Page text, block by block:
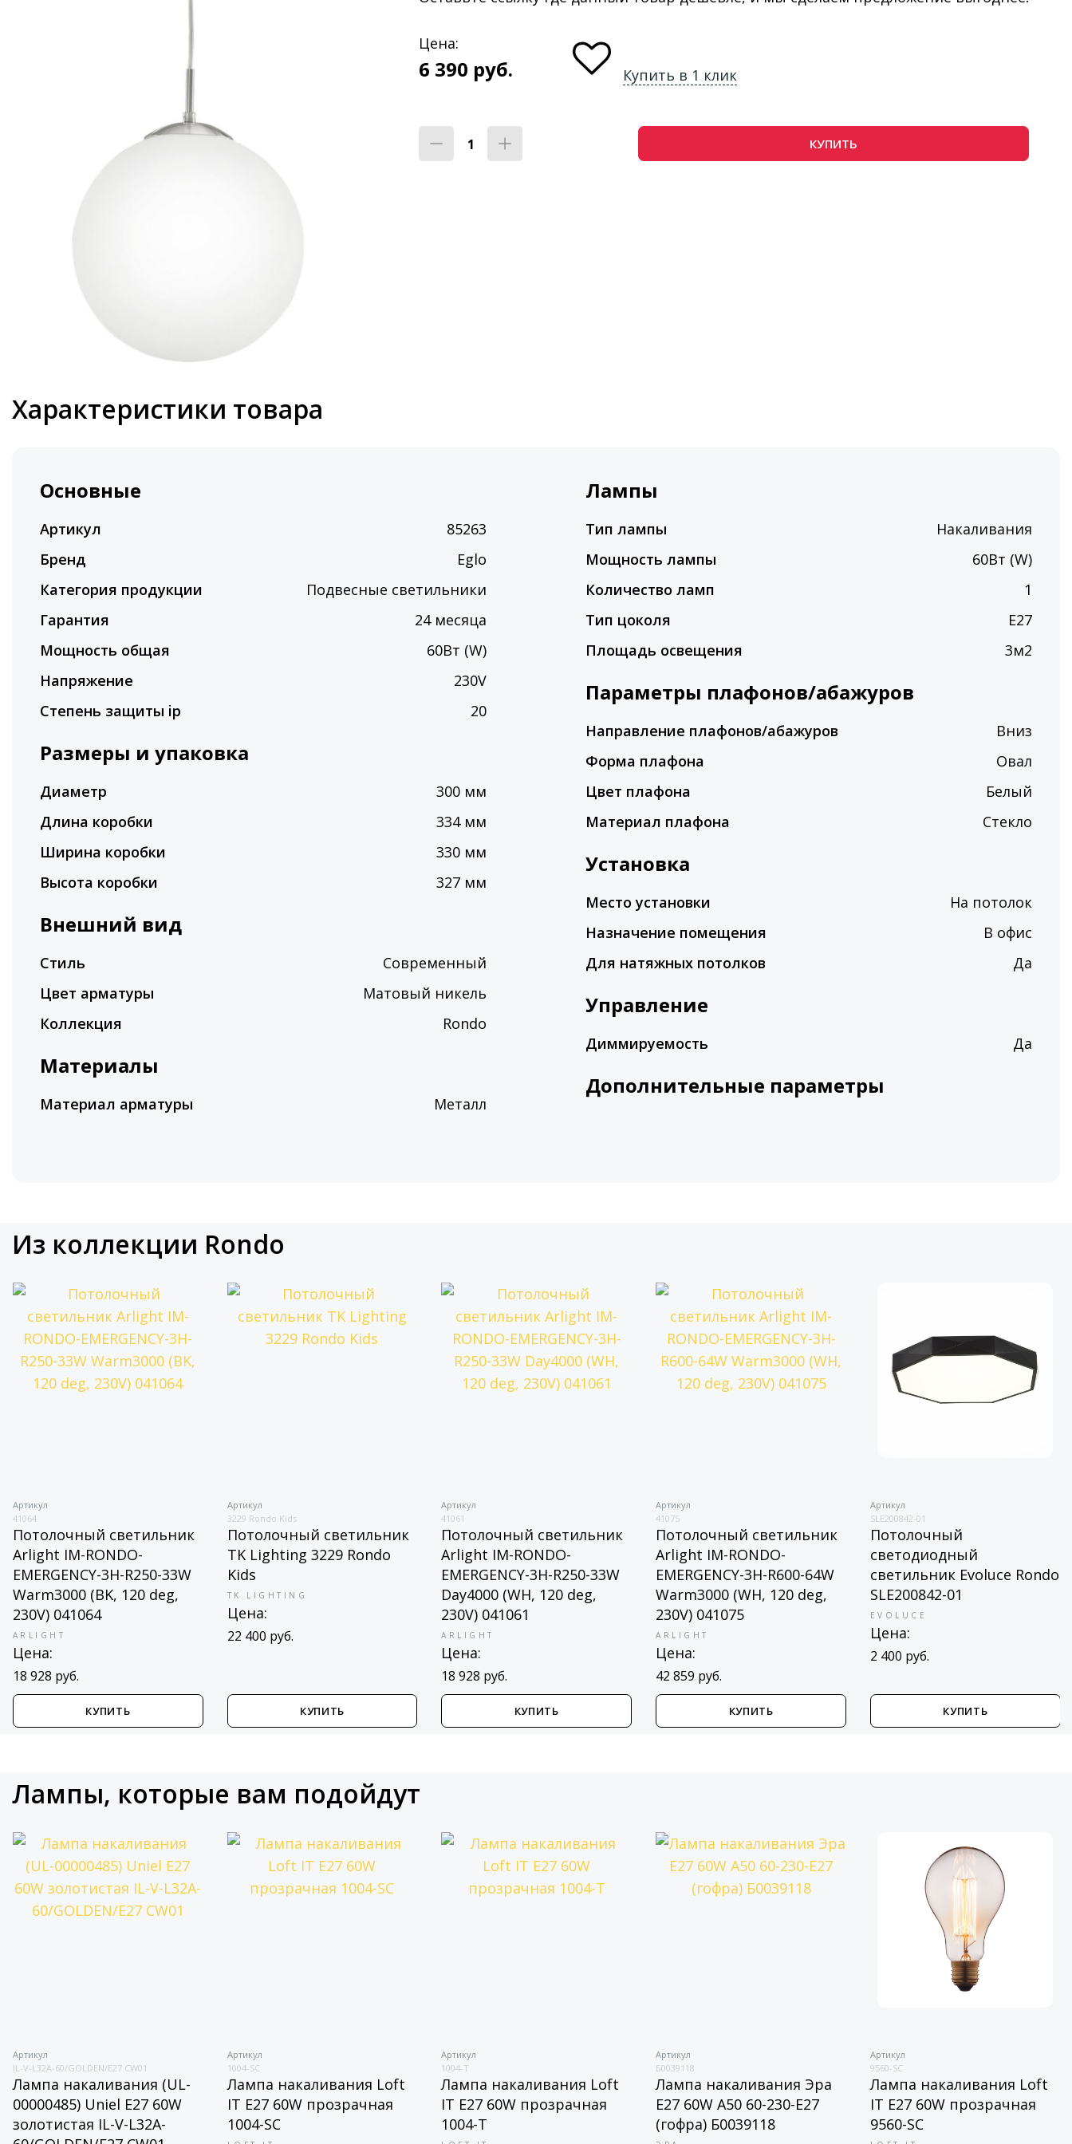
Цена:
6 390 руб. Купить в 1 клик
КУПИТЬ
Характеристики товара
Основные
Артикул
85263
Бренд
Eglo
Категория продукции
Подвесные светильники
Гарантия
24 месяца
Мощность общая
60Вт (W)
Напряжение
230V
Степень защиты ip
20
Размеры и упаковка
Диаметр
300 мм
Длина коробки
334 мм
Ширина коробки
330 мм
Высота коробки
327 мм
Внешний вид
Стиль
Современный
Цвет арматуры
Матовый никель
Коллекция
Rondo
Материалы
Материал арматуры Металл
Лампы
Тип лампы
Накаливания
Мощность лампы
60Вт (W)
Количество ламп
1
Тип цоколя
E27
Площадь освещения
3м2
Параметры плафонов/абажуров
Направление плафонов/абажуров
Вниз
Форма плафона
Овал
Цвет плафона
Белый
Материал плафона
Стекло
Установка
Место установки
На потолок
Назначение помещения
В офис
Для натяжных потолков
Да
Управление
Диммируемость Да
Дополнительные параметры
Из коллекции Rondo
Артикул
41064
Потолочный светильник
Arlight IM-RONDO-
EMERGENCY-3H-R250-33W
Warm3000 (BK, 120 deg,
230V) 041064
ARLIGHT
Цена:
18 928 руб.
КУПИТЬ
Артикул
3229 Rondo Kids
Потолочный светильник
TK Lighting 3229 Rondo
Kids
TK LIGHTING
Цена:
22 400 руб.
КУПИТЬ
Артикул
41061
Потолочный светильник
Arlight IM-RONDO-
EMERGENCY-3H-R250-33W
Day4000 (WH, 120 deg,
230V) 041061
ARLIGHT
Цена:
18 928 руб.
КУПИТЬ
Артикул
41075
Потолочный светильник
Arlight IM-RONDO-
EMERGENCY-3H-R600-64W
Warm3000 (WH, 120 deg,
230V) 041075
ARLIGHT
Цена:
42 859 руб.
КУПИТЬ
Артикул
SLE200842-01
Потолочный
светодиодный
светильник Evoluce Rondo
SLE200842-01
EVOLUCE
Цена:
2 400 руб.
КУПИТЬ
Лампы, которые вам подойдут
Артикул
IL-V-L32A-60/GOLDEN/E27 CW01
Лампа накаливания (UL-
00000485) Uniel E27 60W
золотистая IL-V-L32A-
Артикул
1004-SC
Лампа накаливания Loft
IT E27 60W прозрачная
1004-SC
Артикул
1004-T
Лампа накаливания Loft
IT E27 60W прозрачная
1004-T
Артикул
Б0039118
Лампа накаливания Эра
E27 60W A50 60-230-E27
(гофра) Б0039118
Артикул
9560-SC
Лампа накаливания Loft
IT E27 60W прозрачная
9560-SC